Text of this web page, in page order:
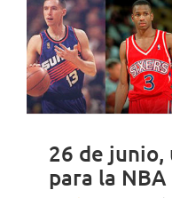
26 de junio,
para la NBA